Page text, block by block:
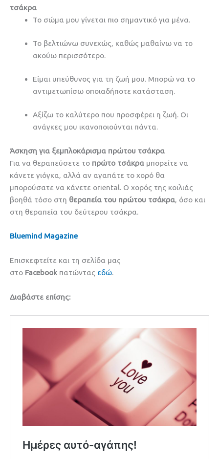
τσάκρα
Το σώμα μου γίνεται πιο σημαντικό για μένα.
Το βελτιώνω συνεχώς, καθώς μαθαίνω να το
ακούω περισσότερο.
Είμαι υπεύθυνος για τη ζωή μου. Μπορώ να το
αντιμετωπίσω οποιαδήποτε κατάσταση.
Αξίζω το καλύτερο που προσφέρει η ζωή. Οι
ανάγκες μου ικανοποιούνται πάντα.
Άσκηση για ξεμπλοκάρισμα πρώτου τσάκρα
Για να θεραπεύσετε το πρώτο τσάκρα μπορείτε να
κάνετε γιόγκα, αλλά αν αγαπάτε το χορό θα
μπορούσατε να κάνετε oriental. Ο χορός της κοιλιάς
βοηθά τόσο στη θεραπεία του πρώτου τσάκρα, όσο και
στη θεραπεία του δεύτερου τσάκρα.
Bluemind Magazine
Επισκεφτείτε και τη σελίδα μας
στο Facebook πατώντας εδώ.
Διαβάστε επίσης: